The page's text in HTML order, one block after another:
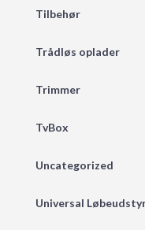
Tilbehør
Trådløs oplader
Trimmer
TvBox
Uncategorized
Universal